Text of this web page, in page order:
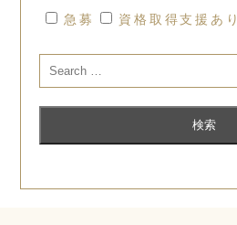
急募
資格取得支援あり